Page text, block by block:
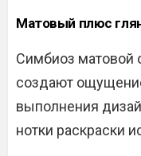
Матовый плюс
Симбиоз матовой
создают
выполнения
нотки раскраски